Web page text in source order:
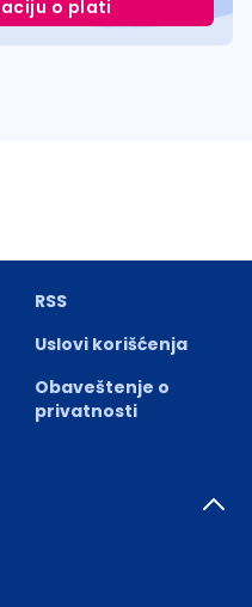
o plati
RSS
Uslovi korišćenja
Obaveštenje o
privatnosti